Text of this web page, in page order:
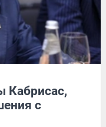
Кабрисас,
с